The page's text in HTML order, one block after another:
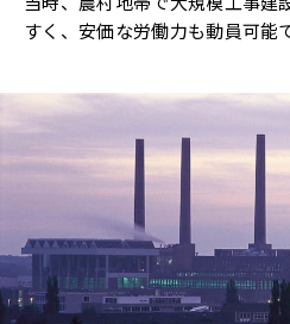
すく、安価な労働力も動員可能